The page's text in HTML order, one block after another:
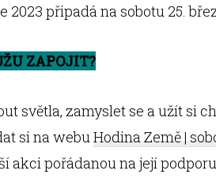
2023 připadá na sobotu 25.
ZAPOJIT?
světla, zamyslet se a užít si
si na webu Hodina Země |
akci pořádanou na její